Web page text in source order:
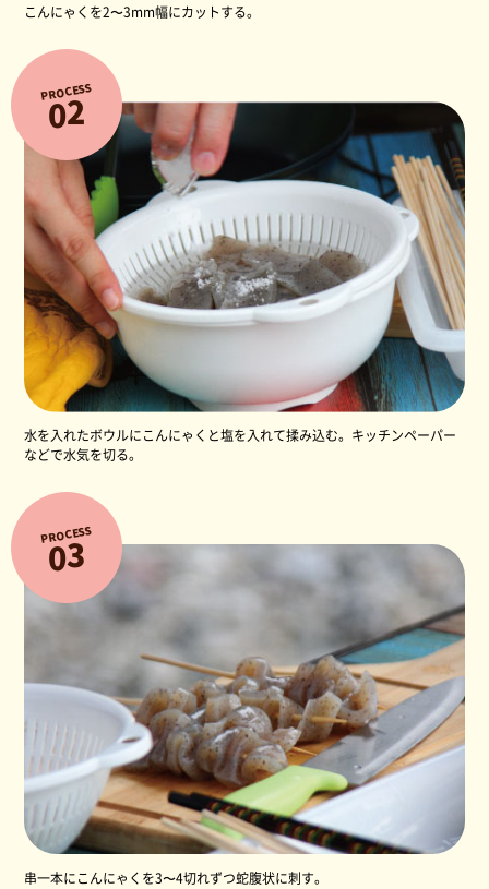
こんにゃくを2〜3mm幅にカットする。
PROCESS
02
水を入れたボウルにこんにゃくと塩を入れて揉み込む。キッチンペーパー
などで水気を切る。
PROCESS
03
串一本にこんにゃくを3〜4切れずつ蛇腹状に刺す。